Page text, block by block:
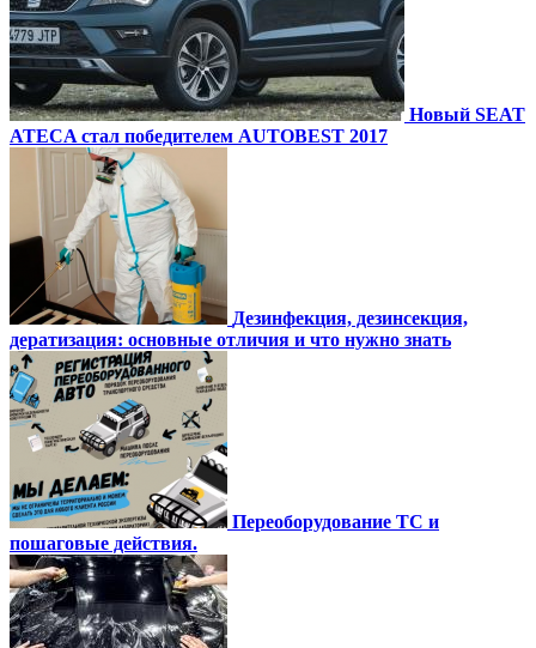
Новый SEAT
ATECA стал победителем AUTOBEST 2017
Дезинфекция, дезинсекция,
дератизация: основные отличия и что нужно знать
Переоборудование ТС и
пошаговые действия.